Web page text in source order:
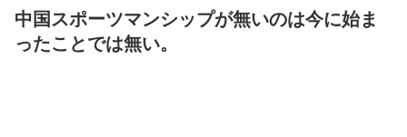
中国スポーツマンシップが無いのは今に始ま
ったことでは無い。